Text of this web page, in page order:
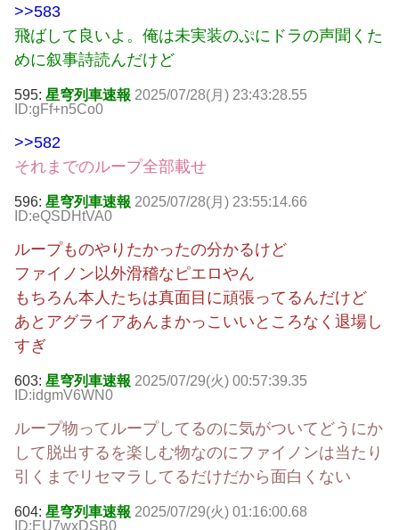
>>583
飛ばして良いよ。俺は未実装のぷにドラの声聞くた
めに叙事詩読んだけど
595: 星穹列車速報 2025/07/28(月) 23:43:28.55
ID:gFf+n5Co0
>>582
それまでのループ全部載せ
596: 星穹列車速報 2025/07/28(月) 23:55:14.66
ID:eQSDHtVA0
ループものやりたかったの分かるけど
ファイノン以外滑稽なピエロやん
もちろん本人たちは真面目に頑張ってるんだけど
あとアグライアあんまかっこいいところなく退場し
すぎ
603: 星穹列車速報 2025/07/29(火) 00:57:39.35
ID:idgmV6WN0
ループ物ってループしてるのに気がついてどうにか
して脱出するを楽しむ物なのにファイノンは当たり
引くまでリセマラしてるだけだから面白くない
604: 星穹列車速報 2025/07/29(火) 01:16:00.68
ID:EU7wxDSB0